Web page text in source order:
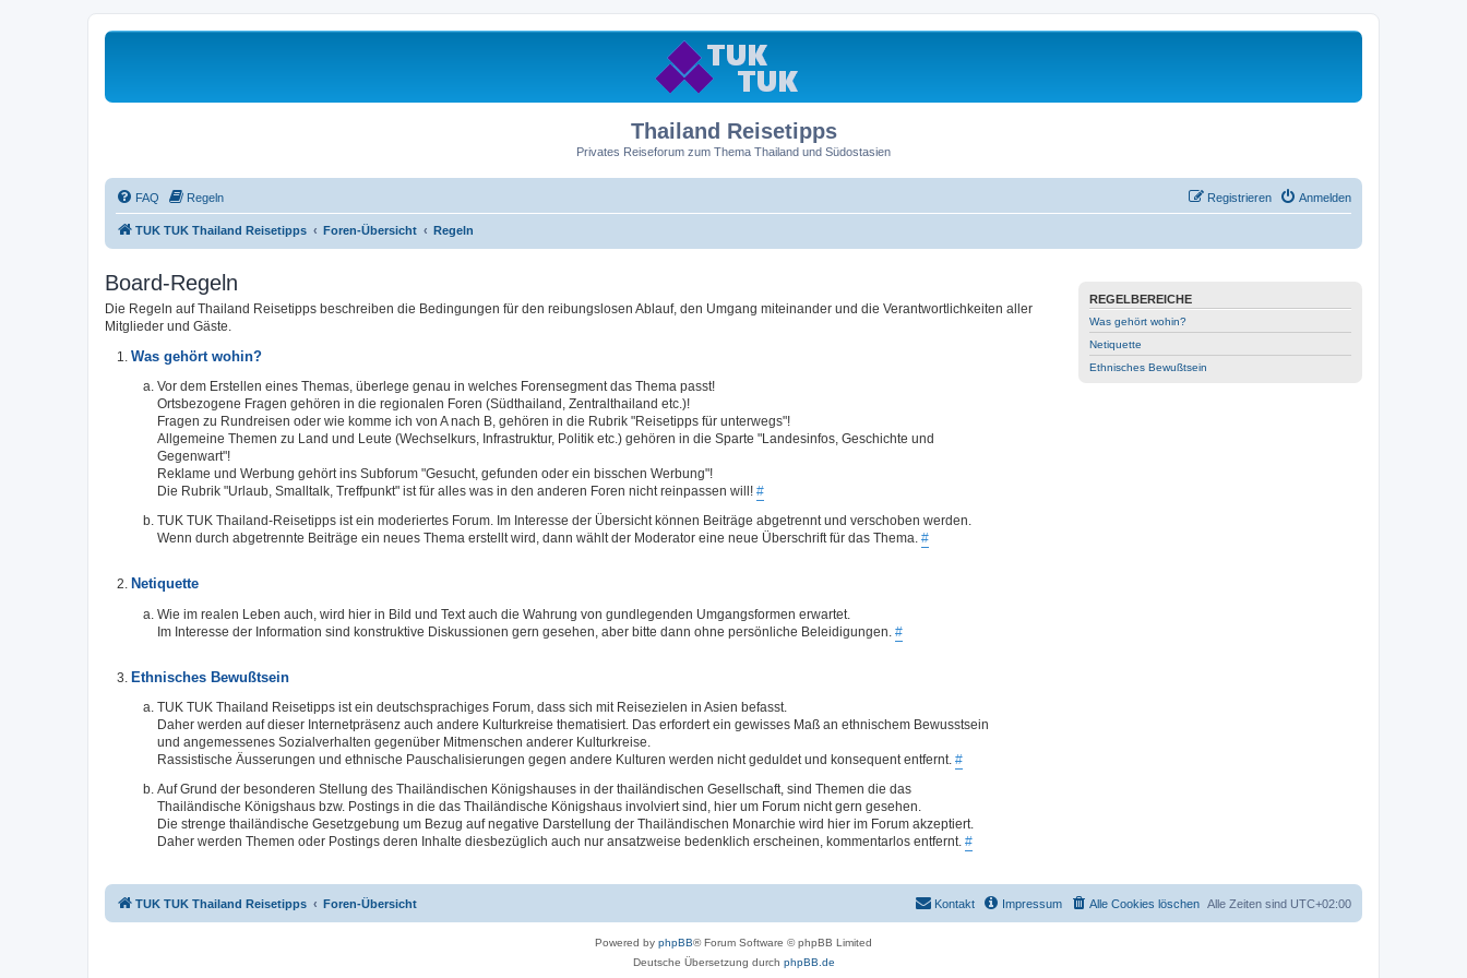
Thailand Reisetipps
Privates Reiseforum zum Thema Thailand und Südostasien
FAQ Regeln Anmelden
Registrieren
TUK TUK Thailand Reisetipps Foren-Übersicht Regeln
REGELBEREICHE
Was gehört wohin?
Netiquette
Ethnisches Bewußtsein
Board-Regeln
Die Regeln auf Thailand Reisetipps beschreiben die Bedingungen für den reibungslosen Ablauf, den Umgang miteinander und die Verantwortlichkeiten aller
Mitglieder und Gäste.
Was gehört wohin?
Vor dem Erstellen eines Themas, überlege genau in welches Forensegment das Thema passt!
Ortsbezogene Fragen gehören in die regionalen Foren (Südthailand, Zentralthailand etc.)!
Fragen zu Rundreisen oder wie komme ich von A nach B, gehören in die Rubrik "Reisetipps für unterwegs"!
Allgemeine Themen zu Land und Leute (Wechselkurs, Infrastruktur, Politik etc.) gehören in die Sparte "Landesinfos, Geschichte und
Gegenwart"!
Reklame und Werbung gehört ins Subforum "Gesucht, gefunden oder ein bisschen Werbung"!
Die Rubrik "Urlaub, Smalltalk, Treffpunkt" ist für alles was in den anderen Foren nicht reinpassen will! #
TUK TUK Thailand-Reisetipps ist ein moderiertes Forum. Im Interesse der Übersicht können Beiträge abgetrennt und verschoben werden.
Wenn durch abgetrennte Beiträge ein neues Thema erstellt wird, dann wählt der Moderator eine neue Überschrift für das Thema. #
Netiquette
Wie im realen Leben auch, wird hier in Bild und Text auch die Wahrung von gundlegenden Umgangsformen erwartet.
Im Interesse der Information sind konstruktive Diskussionen gern gesehen, aber bitte dann ohne persönliche Beleidigungen. #
Ethnisches Bewußtsein
TUK TUK Thailand Reisetipps ist ein deutschsprachiges Forum, dass sich mit Reisezielen in Asien befasst.
Daher werden auf dieser Internetpräsenz auch andere Kulturkreise thematisiert. Das erfordert ein gewisses Maß an ethnischem Bewusstsein
und angemessenes Sozialverhalten gegenüber Mitmenschen anderer Kulturkreise.
Rassistische Äusserungen und ethnische Pauschalisierungen gegen andere Kulturen werden nicht geduldet und konsequent entfernt. #
Auf Grund der besonderen Stellung des Thailändischen Königshauses in der thailändischen Gesellschaft, sind Themen die das
Thailändische Königshaus bzw. Postings in die das Thailändische Königshaus involviert sind, hier um Forum nicht gern gesehen.
Die strenge thailändische Gesetzgebung um Bezug auf negative Darstellung der Thailändischen Monarchie wird hier im Forum akzeptiert.
Daher werden Themen oder Postings deren Inhalte diesbezüglich auch nur ansatzweise bedenklich erscheinen, kommentarlos entfernt. #
TUK TUK Thailand Reisetipps Foren-Übersicht Alle Zeiten sind UTC+02:00
Alle Cookies löschen
Impressum
Kontakt
Powered by phpBB® Forum Software © phpBB Limited
Deutsche Übersetzung durch phpBB.de